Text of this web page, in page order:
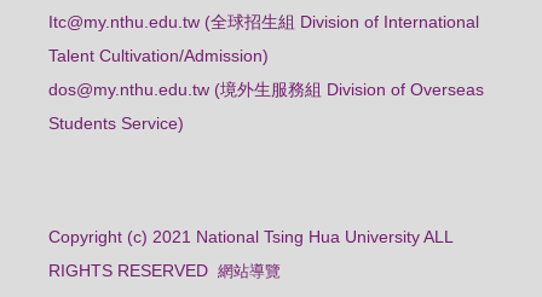
Itc@my.nthu.edu.tw (全球招生組 Division of International
Talent Cultivation/Admission)
dos@my.nthu.edu.tw (境外生服務組 Division of Overseas
Students Service)
Copyright (c) 2021 National Tsing Hua University ALL
RIGHTS RESERVED網站導覽